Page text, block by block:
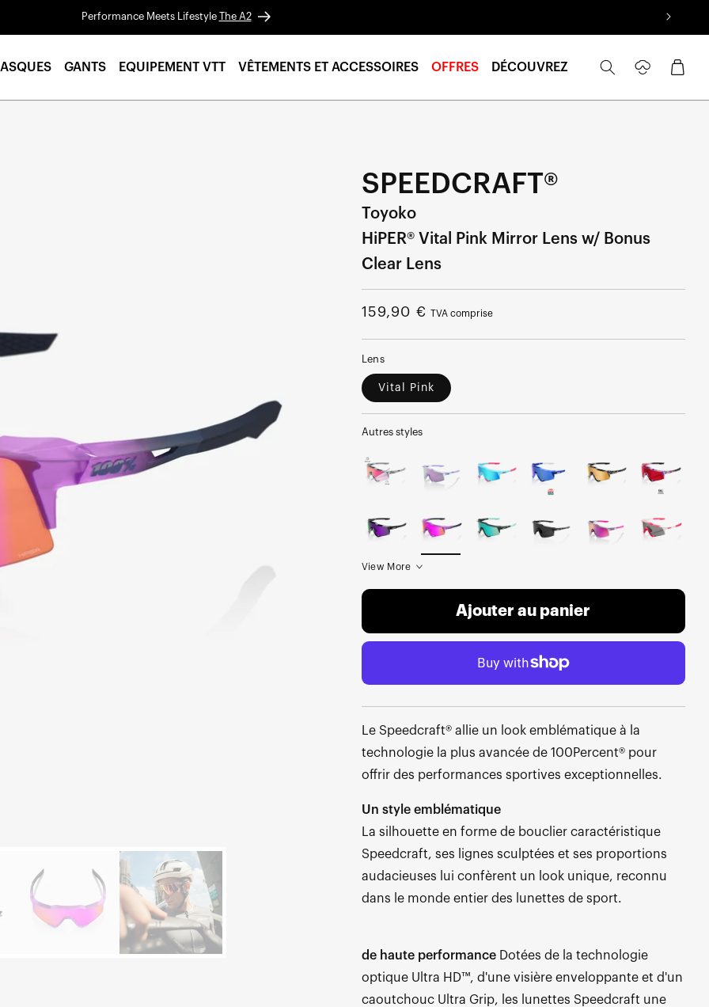
Performance Meets Lifestyle The A2
GANTS EQUIPEMENT VTT VÊTEMENTS ET ACCESSOIRES OFFRES DÉCOUVREZ
connecter
Panier
SPEEDCRAFT®
Toyoko
HiPER® Vital Pink Mirror Lens w/ Bonus
Clear Lens
Prix
159,90 € TVA comprise
Lens
Vital Pink
Autres styles
View More
Ajouter au panier
Le Speedcraft® allie un look emblématique à la
technologie la plus avancée de 100Percent® pour
offrir des performances sportives exceptionnelles.
Un style emblématique
La silhouette en forme de bouclier caractéristique
Speedcraft, ses lignes sculptées et ses proportions
audacieuses lui confèrent un look unique, reconnu
dans le monde entier des lunettes de sport.
de haute performanceDotées de la technologie
optique Ultra HD™, d'une visière enveloppante et d'un
caoutchouc Ultra Grip, les lunettes Speedcraft une